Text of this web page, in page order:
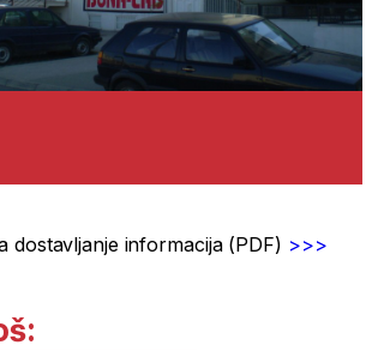
dostavljanje informacija (PDF) >>>